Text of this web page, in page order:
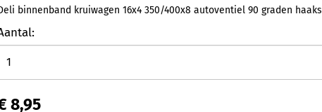
binnenband kruiwagen 16x4 350/400x8 autoventiel 90 graden haaks
8,95